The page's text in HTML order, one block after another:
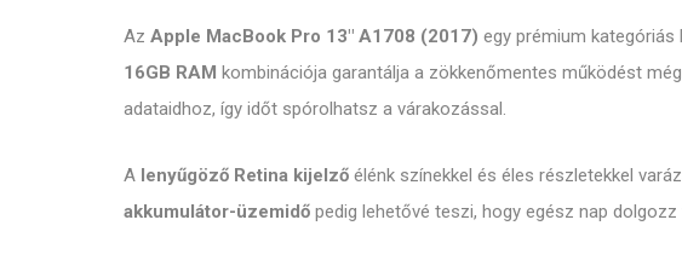
Az Apple MacBook Pro 13" A1708 (2017) egy prémium
16GB RAM kombinációja garantálja a zökkenőmentes működést
adataidhoz, így időt spórolhatsz a várakozással.
A lenyűgöző Retina kijelző élénk színekkel és éles részletekkel
akkumulátor-üzemidő pedig lehetővé teszi, hogy egész nap